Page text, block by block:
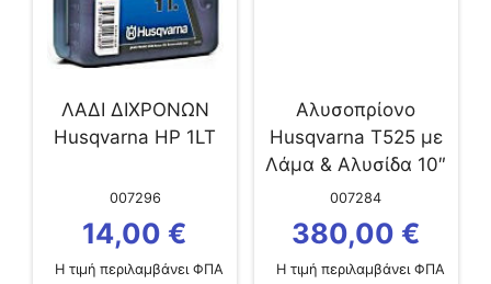
ΛΑΔΙ ΔΙΧΡΟΝΩΝ
Husqvarna HP 1LT
007296
14,00 €
Η τιμή περιλαμβάνει ΦΠΑ
Αλυσοπρίονο
Husqvarna T525 με
Λάμα & Αλυσίδα 10″
Sp21G...
007284
380,00 €
Η τιμή περιλαμβάνει ΦΠΑ